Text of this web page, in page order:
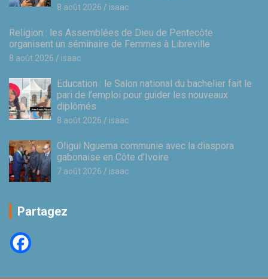
8 août 2026 isaac
Religion : les Assemblées de Dieu de Pentecôte
organisent un séminaire de Femmes à Libreville
8 août 2026 isaac
Education : le Salon national du bachelier fait le
pari de l’emploi pour guider les nouveaux
diplômés
8 août 2026 isaac
Oligui Nguema communie avec la diaspora
gabonaise en Côte d’Ivoire
7 août 2026 isaac
Partagez